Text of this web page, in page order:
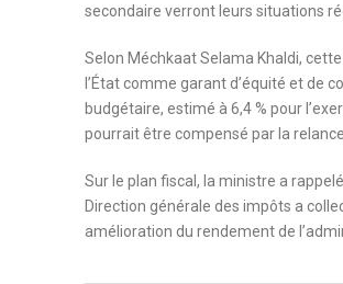
secondaire verront leurs situations
Selon Méchkaat Selama Khaldi,
l’État comme garant d’équité et de
budgétaire, estimé à 6,4 % pour
pourrait être compensé par la
Sur le plan fiscal, la ministre a
Direction générale des impôts a
amélioration du rendement de